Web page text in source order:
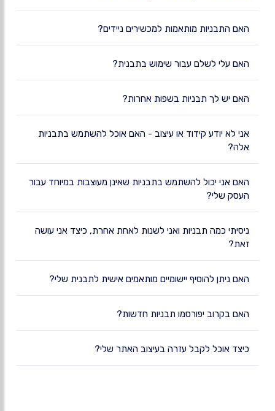
האם התבניות מותאמות למכשירים ניידים?
האם עלי לשלם עבור שימוש בתבנית?
האם יש לך תבניות בשפות אחרות?
אני לא יודע קידוד או עיצוב - האם אוכל להשתמש בתבניות
אלה?
האם אני יכול להשתמש בתבניות שאינן מעוצבות במיוחד עבור
העסק שלי?
ניסיתי כמה תבניות ואני לשנות לאחת אחרת, כיצד אני עושה
זאת?
האם ניתן להוסיף יישומיים מותאמים אישית לתבנית שלי?
האם בקרוב יפורסמו תבניות חדשות?
כיצד אוכל לקבל עזרה בעיצוב האתר שלי?